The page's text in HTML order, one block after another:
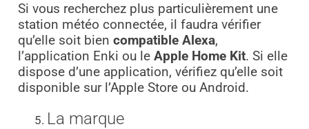
Si vous recherchez plus particulièrement une
station météo connectée, il faudra vérifier
qu’elle soit bien compatible Alexa,
l’application Enki ou le Apple Home Kit. Si elle
dispose d’une application, vérifiez qu’elle soit
disponible sur l’Apple Store ou Android.
La marque